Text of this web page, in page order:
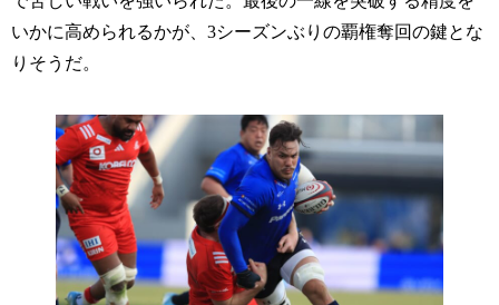
いかに高められるかが、3シーズンぶりの覇権奪回の鍵とな
りそうだ。